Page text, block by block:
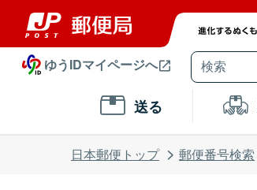
ゆうIDマイページへ
送る
日本郵便トップ 郵便番号検索